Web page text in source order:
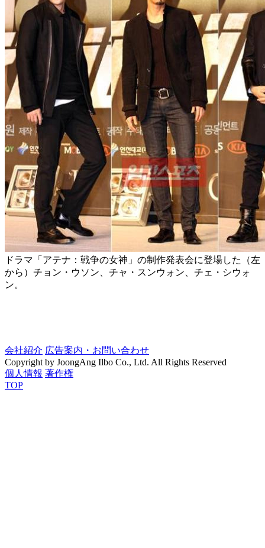
ドラマ「アテナ：戦争の女神」の制作発表会に登場した（左
から）チョン・ウソン、チャ・スンウォン、チェ・シウォ
ン。
会社紹介 広告案内・お問い合わせ
Copyright by JoongAng Ilbo Co., Ltd. All Rights Reserved
個人情報 著作権
TOP